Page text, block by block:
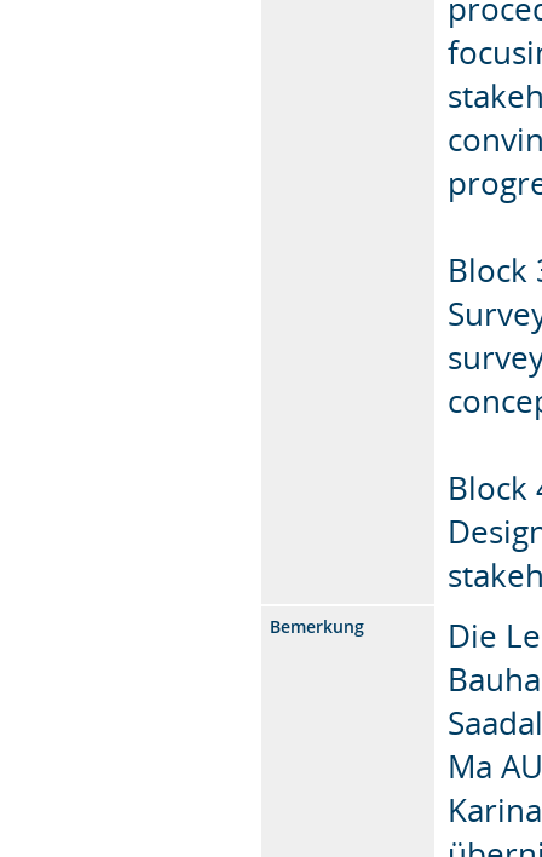
Block
Block
Bemerkung
Die
Ma